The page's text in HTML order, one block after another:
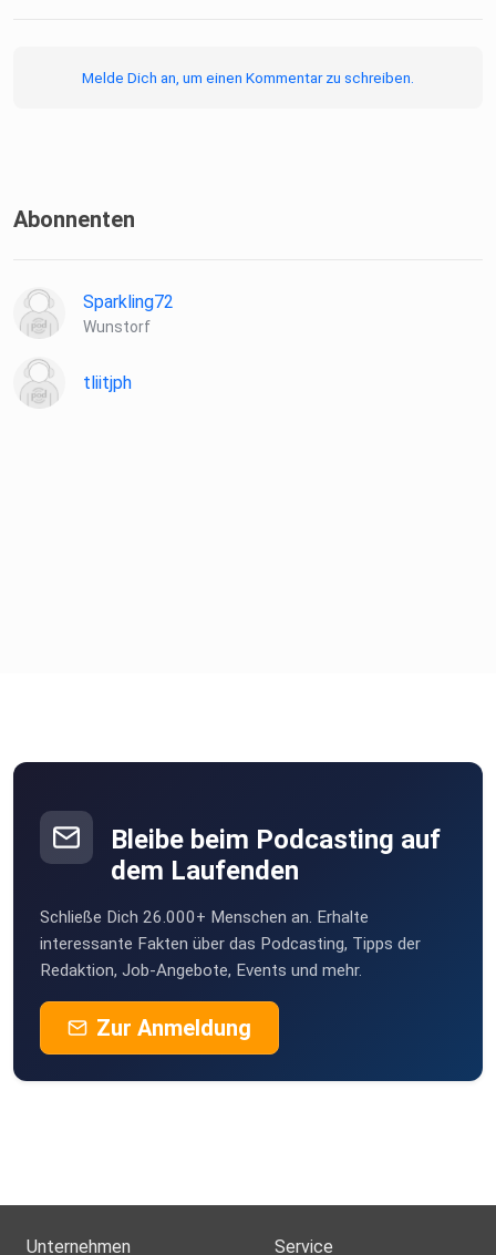
(35:58) Zusammenfassung: Was muss besser werden?
https://doi.org/10.3389/feduc.2023.1266800
PISA-Studie:
4848Zusammenfassung.pdf
Themenvorschläge, Fragen, Feedback und
Fortbildungswünsche
Melde Dich an, um einen Kommentar zu schreiben.
Abonnenten
Sparkling72
Wunstorf
tliitjph
Bleibe beim Podcasting auf
dem Laufenden
Schließe Dich 26.000+ Menschen an. Erhalte
interessante Fakten über das Podcasting, Tipps der
Redaktion, Job-Angebote, Events und mehr.
Zur Anmeldung
Unternehmen Service